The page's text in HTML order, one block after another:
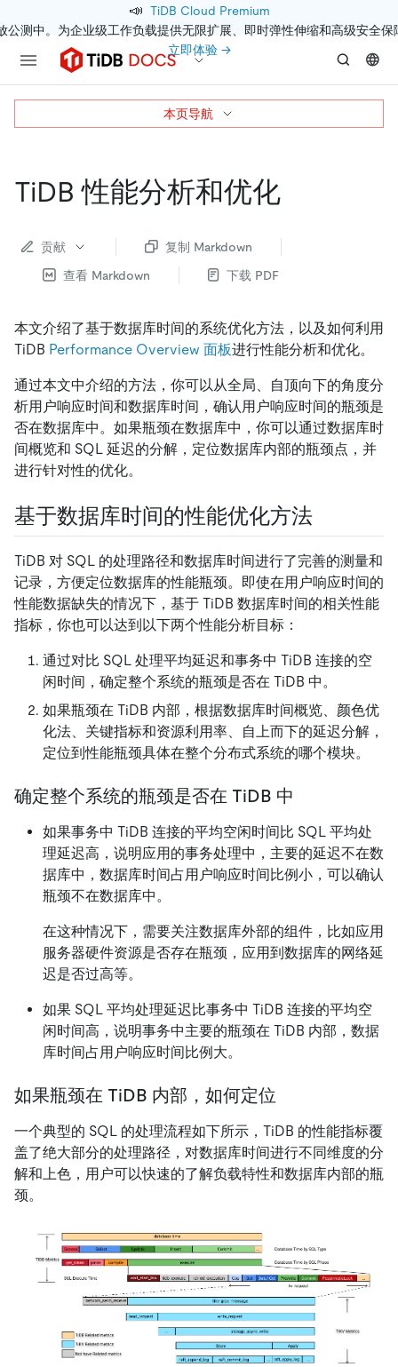
📣 TiDB Cloud Premium
公测中。为企业级工作负载提供无限扩展、即时弹性伸缩和高级安全保
立即体验 →
TiDB 性能分析和优化
贡献
复制 Markdown
查看 Markdown
下载 PDF
本文介绍了基于数据库时间的系统优化方法，以及如何利用
TiDB Performance Overview 面板进行性能分析和优化。
通过本文中介绍的方法，你可以从全局、自顶向下的角度分
析用户响应时间和数据库时间，确认用户响应时间的瓶颈是
否在数据库中。如果瓶颈在数据库中，你可以通过数据库时
间概览和 SQL 延迟的分解，定位数据库内部的瓶颈点，并
进行针对性的优化。
基于数据库时间的性能优化方法
TiDB 对 SQL 的处理路径和数据库时间进行了完善的测量和
记录，方便定位数据库的性能瓶颈。即使在用户响应时间的
性能数据缺失的情况下，基于 TiDB 数据库时间的相关性能
指标，你也可以达到以下两个性能分析目标：
通过对比 SQL 处理平均延迟和事务中 TiDB 连接的空
闲时间，确定整个系统的瓶颈是否在 TiDB 中。
如果瓶颈在 TiDB 内部，根据数据库时间概览、颜色优
化法、关键指标和资源利用率、自上而下的延迟分解，
定位到性能瓶颈具体在整个分布式系统的哪个模块。
确定整个系统的瓶颈是否在 TiDB 中
如果事务中 TiDB 连接的平均空闲时间比 SQL 平均处
理延迟高，说明应用的事务处理中，主要的延迟不在数
据库中，数据库时间占用户响应时间比例小，可以确认
瓶颈不在数据库中。
在这种情况下，需要关注数据库外部的组件，比如应用
服务器硬件资源是否存在瓶颈，应用到数据库的网络延
迟是否过高等。
如果 SQL 平均处理延迟比事务中 TiDB 连接的平均空
闲时间高，说明事务中主要的瓶颈在 TiDB 内部，数据
库时间占用户响应时间比例大。
如果瓶颈在 TiDB 内部，如何定位
一个典型的 SQL 的处理流程如下所示，TiDB 的性能指标覆
盖了绝大部分的处理路径，对数据库时间进行不同维度的分
解和上色，用户可以快速的了解负载特性和数据库内部的瓶
颈。
本页导航